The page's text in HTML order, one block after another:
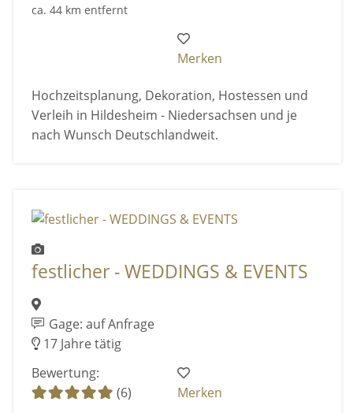
ca. 44 km entfernt
Merken
Hochzeitsplanung, Dekoration, Hostessen und
Verleih in Hildesheim - Niedersachsen und je
nach Wunsch Deutschlandweit.
festlicher - WEDDINGS & EVENTS
Gage: auf Anfrage
17 Jahre tätig
Bewertung:
(6)
Merken